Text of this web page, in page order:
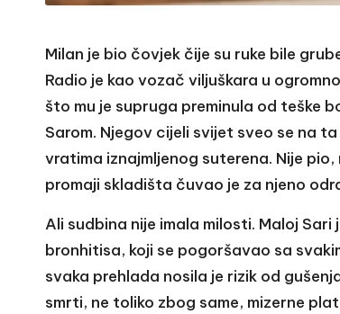
Milan je bio čovjek čije su ruke bile
Radio je kao vozač viljuškara u
što mu je supruga preminula od teške
Sarom. Njegov cijeli svijet sveo se na
vratima iznajmljenog suterena. Nije
promaji skladišta čuvao je za njeno
Ali sudbina nije imala milosti. Maloj
bronhitisa, koji se pogoršavao sa
svaka prehlada nosila je rizik od
smrti, ne toliko zbog same, mizerne